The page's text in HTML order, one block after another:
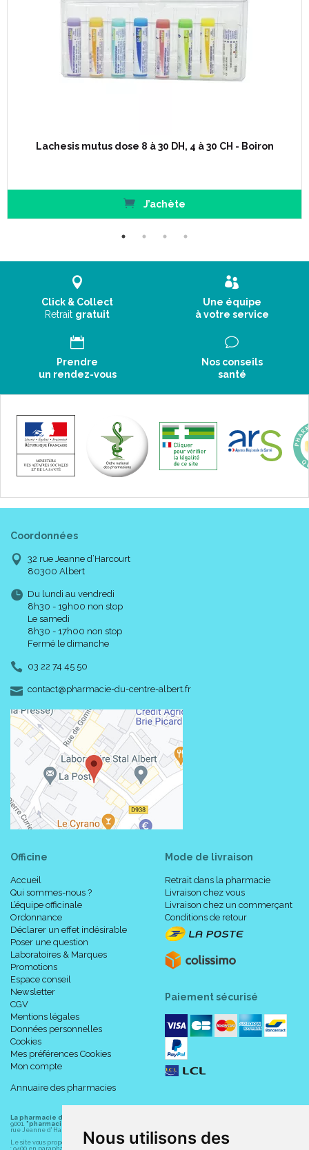
Nous utilisons des
Lachesis mutus dose 8 à 30 DH, 4 à 30 CH - Boiron
J’achète
Click & Collect
Retrait gratuit
Une équipe
à votre service
Prendre
un rendez-vous
Nos conseils
santé
Coordonnées
32 rue Jeanne d’Harcourt
80300 Albert
Du lundi au vendredi
8h30 - 19h00 non stop
Le samedi
8h30 - 17h00 non stop
Fermé le dimanche
03 22 74 45 50
contact-
@-
pharmacie-du-centre-albert.fr
Officine
Accueil
Qui sommes-nous ?
L’équipe officinale
Ordonnance
Déclarer un effet indésirable
Poser une question
Laboratoires & Marques
Promotions
Espace conseil
Newsletter
CGV
Mentions légales
Données personnelles
Cookies
Mes préférences Cookies
Mon compte
Annuaire des pharmacies
Mode de livraison
Retrait dans la pharmacie
Livraison chez vous
Livraison chez un commerçant
Conditions de retour
Paiement sécurisé
La pharmacie du centre à Albert
9001. "pharmacie-du-centre-albert.fr "
rue Jeanne d' Harcourt, 80300 Albert.
Le site vous propose un large choix de plus de 11000 références, au prix les plus bas possible
: 9400 en parapharmacie, animaux, orthopédie, matériel médical. 1700 en médicaments sans